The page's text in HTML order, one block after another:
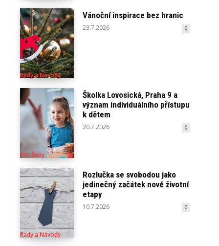
Rady a Návody
Vánoční inspirace bez hranic
23.7.2026 0
Pro Ženy
Školka Lovosická, Praha 9 a
význam individuálního přístupu
k dětem
20.7.2026 0
Rady a Návody
Rozlučka se svobodou jako
jedinečný začátek nové životní
etapy
10.7.2026 0